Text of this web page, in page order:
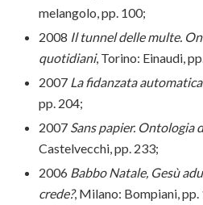
melangolo, pp. 100;
2008 Il tunnel delle multe.
quotidiani, Torino: Einaudi,
2007 La fidanzata automatica
pp. 204;
2007 Sans papier. Ontologia
Castelvecchi, pp. 233;
2006 Babbo Natale, Gesù
crede?, Milano: Bompiani, pp.